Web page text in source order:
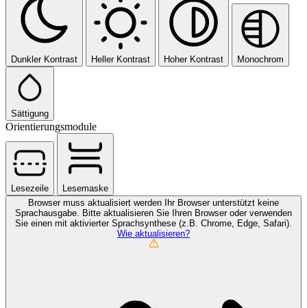
Dunkler Kontrast Heller Kontrast Hoher Kontrast Monochrom
Sättigung
Orientierungsmodule
Lesezeile
Lesemaske
Browser muss aktualisiert werden
Ihr Browser unterstützt keine
Sprachausgabe. Bitte aktualisieren Sie Ihren Browser oder verwenden
Sie einen mit aktivierter Sprachsynthese (z.B. Chrome, Edge, Safari).
Wie aktualisieren?